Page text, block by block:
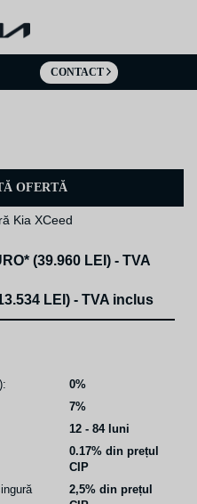
CONTACT
OFERTĂ
Kia XCeed
(39.960 LEI) - TVA
LEI) - TVA inclus
0%
7%
12 - 84 luni
0.17% din prețul
CIP
2,5% din prețul